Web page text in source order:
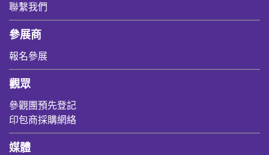
聯繫我們
參展商
報名參展
觀眾
參觀團預先登記
印包商採購網絡
媒體